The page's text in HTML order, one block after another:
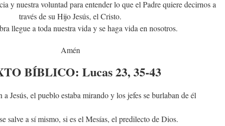
y nuestra voluntad para entender lo que el Padre quiere decirnos a
través de su Hijo Jesús, el Cristo.
llegue a toda nuestra vida y se haga vida en nosotros.
Amén
BÍBLICO: Lucas 23, 35-43
Jesús, el pueblo estaba mirando y los jefes se burlaban de él
salve a sí mismo, si es el Mesías, el predilecto de Dios.